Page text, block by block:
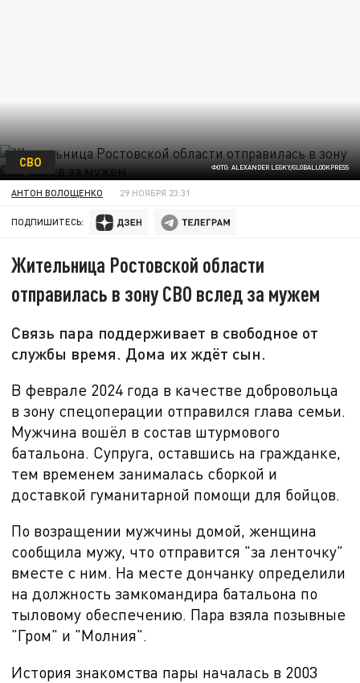
ФОТО: ALEXANDER LEGKY/GLOBALLOOKPRESS
СВО
АНТОН ВОЛОЩЕНКО 29 НОЯБРЯ 23:31
ПОДПИШИТЕСЬ:
Жительница Ростовской области
отправилась в зону СВО вслед за мужем
Связь пара поддерживает в свободное от
службы время. Дома их ждёт сын.
В феврале 2024 года в качестве добровольца
в зону спецоперации отправился глава семьи.
Мужчина вошёл в состав штурмового
батальона. Супруга, оставшись на гражданке,
тем временем занималась сборкой и
доставкой гуманитарной помощи для бойцов.
По возращении мужчины домой, женщина
сообщила мужу, что отправится "за ленточку"
вместе с ним. На месте дончанку определили
на должность замкомандира батальона по
тыловому обеспечению. Пара взяла позывные
"Гром" и "Молния".
История знакомства пары началась в 2003